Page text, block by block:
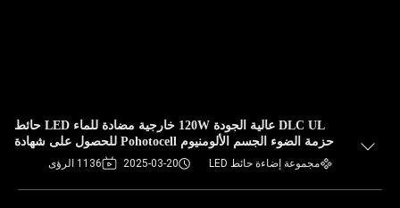
DLC UL عالية الجودة 120W خارجية مضادة للماء LED حائط
حزمة الضوء الجسم الألومنيوم Pohotocell للحصول على شهادة
حديقة الشارع
مجموعة إضاءة حائط LED 2025-03-20 1136 الرؤى